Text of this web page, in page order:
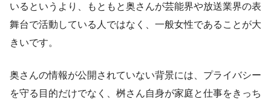
いるというより、もともと奥さんが芸能界や放送業界の表
舞台で活動している人ではなく、一般女性であることが大
きいです。
奥さんの情報が公開されていない背景には、プライバシー
を守る目的だけでなく、桝さん自身が家庭と仕事をきっち